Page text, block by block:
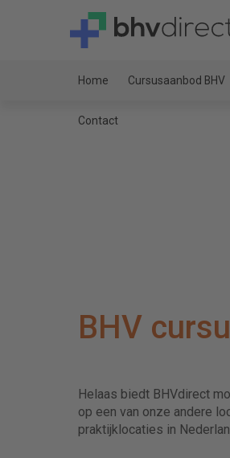
Home Cursusaanbod BHV
Contact
BHV
Helaas biedt BHVdirect
op een van onze andere
praktijklocaties in